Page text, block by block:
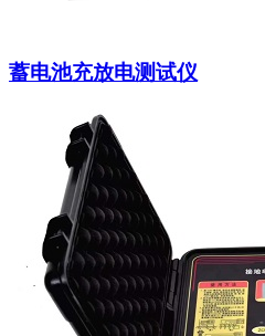
蓄电池充放电测试仪